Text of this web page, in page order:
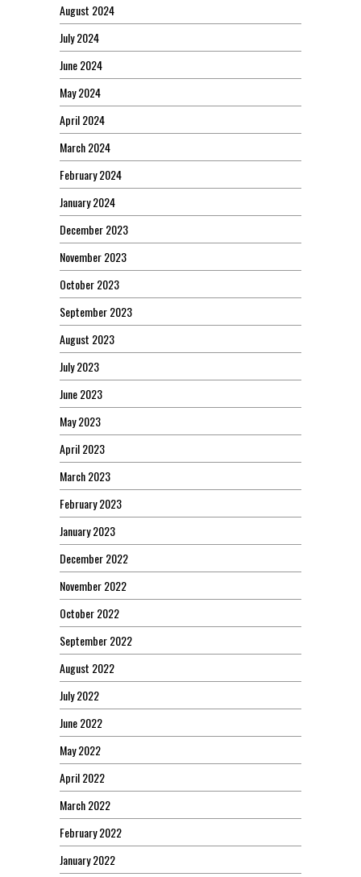
August 2024
July 2024
June 2024
May 2024
April 2024
March 2024
February 2024
January 2024
December 2023
November 2023
October 2023
September 2023
August 2023
July 2023
June 2023
May 2023
April 2023
March 2023
February 2023
January 2023
December 2022
November 2022
October 2022
September 2022
August 2022
July 2022
June 2022
May 2022
April 2022
March 2022
February 2022
January 2022